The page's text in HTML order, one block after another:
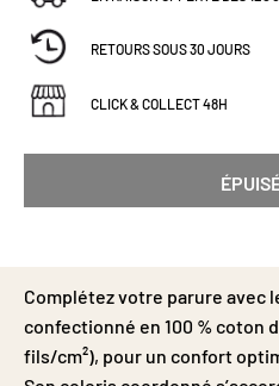
RETOURS SOUS 30 JOURS
CLICK & COLLECT 48H
Complétez votre parure avec
confectionné en 100 % coton
fils/cm²), pour un confort